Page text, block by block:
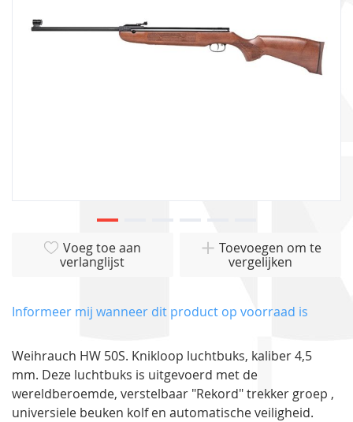
van
gallerij
Voeg toe aan
verlanglijst
Toevoegen om te
vergelijken
Informeer mij wanneer dit product op voorraad is
Weihrauch HW 50S. Knikloop luchtbuks, kaliber 4,5
mm. Deze luchtbuks is uitgevoerd met de
wereldberoemde, verstelbaar "Rekord" trekker groep ,
universiele beuken kolf en automatische veiligheid.